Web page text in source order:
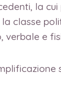
la
classe
e